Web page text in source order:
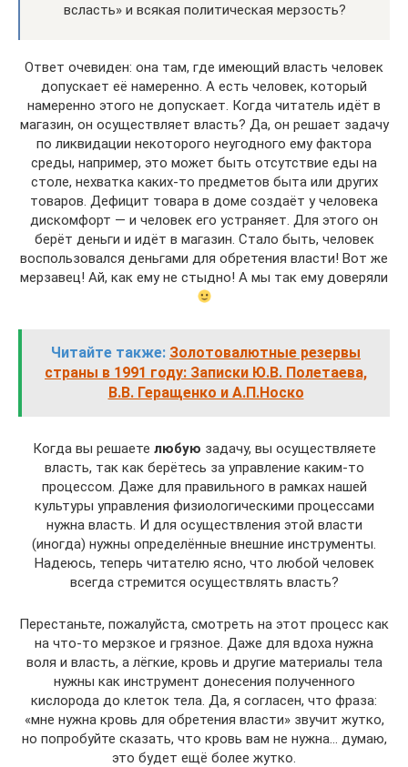
всласть» и всякая политическая мерзость?
Ответ очевиден: она там, где имеющий власть человек
допускает её намеренно. А есть человек, который
намеренно этого не допускает. Когда читатель идёт в
магазин, он осуществляет власть? Да, он решает задачу
по ликвидации некоторого неугодного ему фактора
среды, например, это может быть отсутствие еды на
столе, нехватка каких-то предметов быта или других
товаров. Дефицит товара в доме создаёт у человека
дискомфорт — и человек его устраняет. Для этого он
берёт деньги и идёт в магазин. Стало быть, человек
воспользовался деньгами для обретения власти! Вот же
мерзавец! Ай, как ему не стыдно! А мы так ему доверяли
Читайте также: Золотовалютные резервы
страны в 1991 году: Записки Ю.В. Полетаева,
В.В. Геращенко и А.П.Носко
Когда вы решаете любую задачу, вы осуществляете
власть, так как берётесь за управление каким-то
процессом. Даже для правильного в рамках нашей
культуры управления физиологическими процессами
нужна власть. И для осуществления этой власти
(иногда) нужны определённые внешние инструменты.
Надеюсь, теперь читателю ясно, что любой человек
всегда стремится осуществлять власть?
Перестаньте, пожалуйста, смотреть на этот процесс как
на что-то мерзкое и грязное. Даже для вдоха нужна
воля и власть, а лёгкие, кровь и другие материалы тела
нужны как инструмент донесения полученного
кислорода до клеток тела. Да, я согласен, что фраза:
«мне нужна кровь для обретения власти» звучит жутко,
но попробуйте сказать, что кровь вам не нужна… думаю,
это будет ещё более жутко.